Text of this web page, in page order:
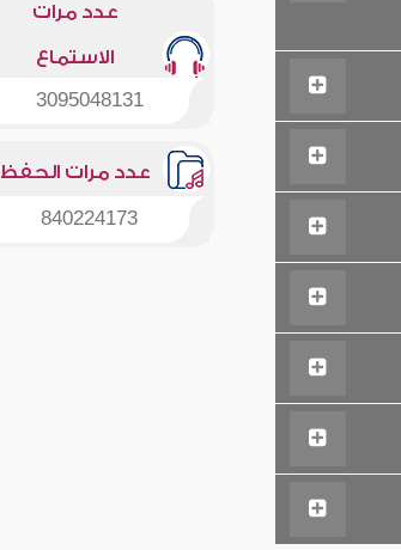
عدد مرات
الاستماع
3095048131
عدد مرات الحفظ
840224173